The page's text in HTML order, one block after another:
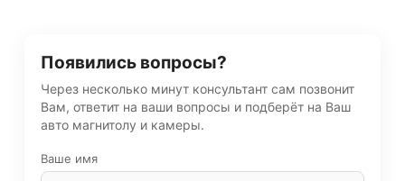
Появились вопросы?
Через несколько минут консультант сам позвонит
Вам, ответит на ваши вопросы и подберёт на Ваш
авто магнитолу и камеры.
Ваше имя